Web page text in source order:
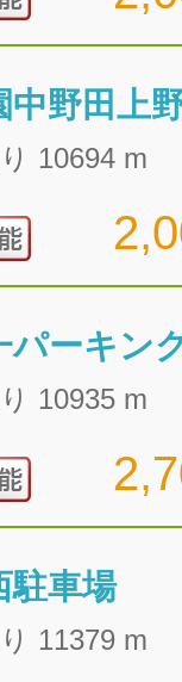
中野田上
10694 m
パーキン
10935 m
駐車場
11379 m